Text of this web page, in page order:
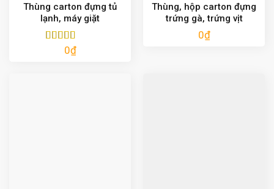
Thùng carton đựng tủ
lạnh, máy giặt
Được xếp
0₫
Thùng, hộp carton đựng
trứng gà, trứng vịt
0₫